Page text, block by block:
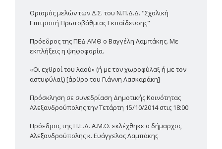
Ορισμός μελών των Δ.Σ. του Ν.Π.Δ.Δ. "Σχολική
Επιτροπή Πρωτοβάθμιας Εκπαίδευσης"
Πρόεδρος της ΠΕΔ ΑΜΘ ο Βαγγέλη Λαμπάκης. Με
εκπλήξεις η ψηφοφορία.
«Οι εχθροί του λαού» (ή με τον χωροφύλαξ ή με τον
αστυφύλαξ) [άρθρο του Γιάννη Λασκαράκη]
Πρόσκληση σε συνεδρίαση Δημοτικής Κοινότητας
Αλεξανδρούπολης την Τετάρτη 15/10/2014 στις 18:00
Πρόεδρος της Π.Ε.Δ. Α.Μ.Θ. εκλέχθηκε ο δήμαρχος
Αλεξανδρούπολης κ. Ευάγγελος Λαμπάκης